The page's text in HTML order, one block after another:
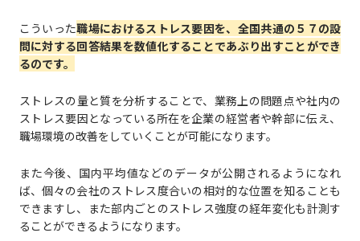
こういった職場におけるストレス要因を、全国共通の５７の設
問に対する回答結果を数値化することであぶり出すことができ
るのです。
ストレスの量と質を分析することで、業務上の問題点や社内の
ストレス要因となっている所在を企業の経営者や幹部に伝え、
職場環境の改善をしていくことが可能になります。
また今後、国内平均値などのデータが公開されるようになれ
ば、個々の会社のストレス度合いの相対的な位置を知ることも
できますし、また部内ごとのストレス強度の経年変化も計測す
ることができるようになります。